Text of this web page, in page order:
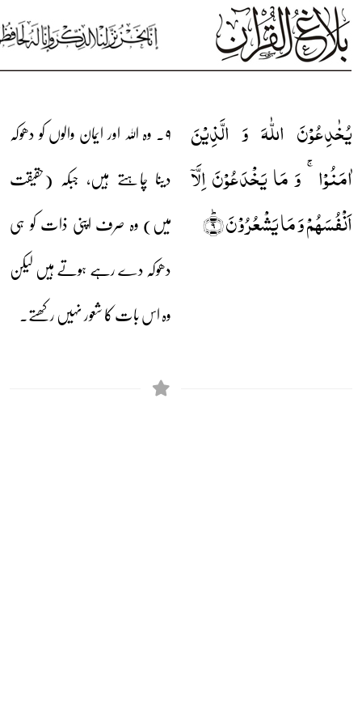
یُخٰدِعُوۡنَ اللّٰہَ وَ الَّذِیۡنَ
اٰمَنُوۡا ۚ وَ مَا یَخۡدَعُوۡنَ اِلَّاۤ
اَنۡفُسَہُمۡ وَ مَا یَشۡعُرُوۡنَ ؕ﴿۹﴾
۹۔ وہ اللہ اور ایمان والوں کو دھوکہ
دینا چاہتے ہیں، جبکہ (حقیقت
میں) وہ صرف اپنی ذات کو ہی
دھوکہ دے رہے ہوتے ہیں لیکن
وہ اس بات کا شعور نہیں رکھتے۔